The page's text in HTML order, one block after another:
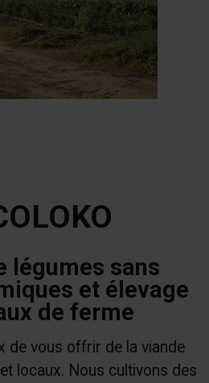
légumes sans
et élevage
de ferme
de vous offrir de la viande
locaux. Nous cultivons des